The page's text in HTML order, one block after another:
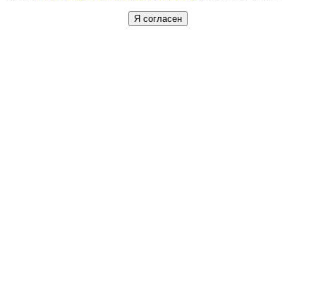
Я согласен